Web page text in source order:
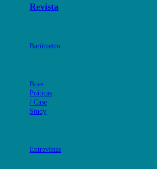
Revista
Barómetro
Boas
Práticas
/ Case
Study
Entrevistas